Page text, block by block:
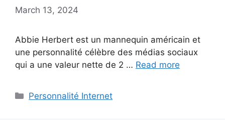
March 13, 2024
Abbie Herbert est un mannequin américain et
une personnalité célèbre des médias sociaux
qui a une valeur nette de 2 … Read more
Categories
Personnalité Internet